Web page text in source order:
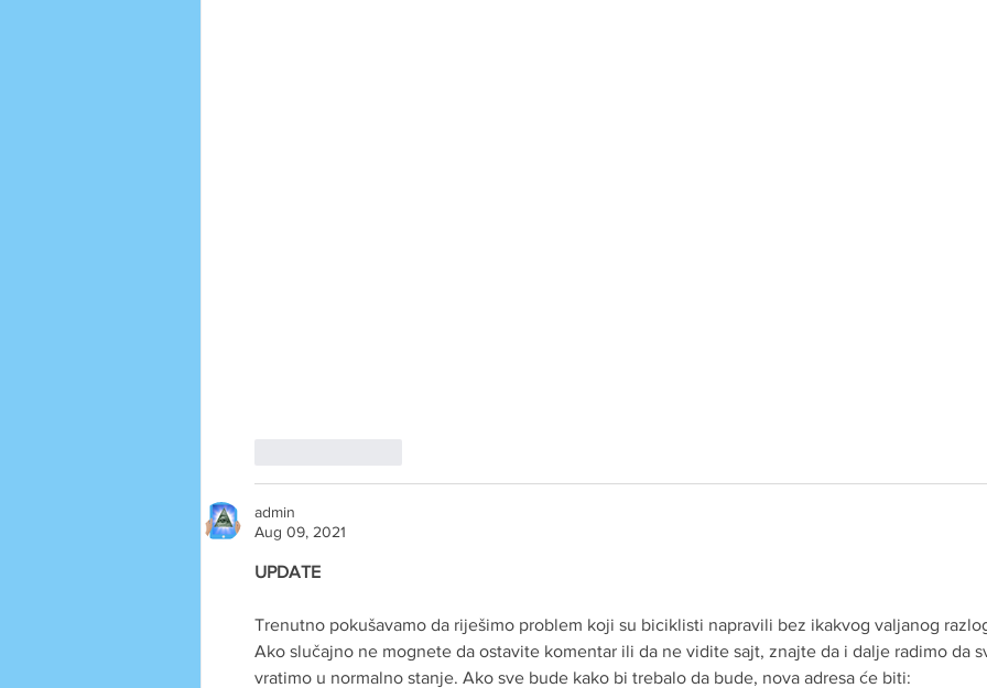
admin
Aug 09, 2021
UPDATE
Trenutno pokušavamo da riješimo problem koji su biciklisti napravili bez ikakvog valjanog
Ako slučajno ne mognete da ostavite komentar ili da ne vidite sajt, znajte da i dalje radimo da
vratimo u normalno stanje. Ako sve bude kako bi trebalo da bude, nova adresa će biti: